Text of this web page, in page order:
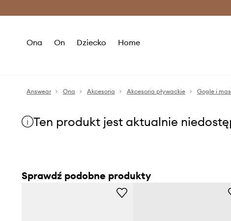
Ona On Dziecko Home
Answear Ona Akcesoria Akcesoria pływackie Gogle i
Ten produkt jest aktualnie
Sprawdź podobne produkty